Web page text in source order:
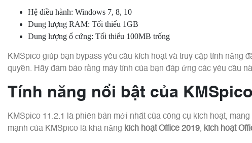
Hệ điều hành: Windows 7, 8, 10
Dung lượng RAM: Tối thiểu 1GB
Dung lượng ổ cứng: Tối thiểu 100MB trống
KMSpico giúp bạn bypass yêu cầu kích hoạt và truy cập tính năng
quyền. Hãy đảm bảo rằng máy tính của bạn đáp ứng các yêu cầu
Tính năng nổi bật của
KMSpico 11.2.1 là phiên bản mới nhất của công cụ kích hoạt,
mạnh của KMSpico là khả năng kích hoạt Office 2019, kích hoạt